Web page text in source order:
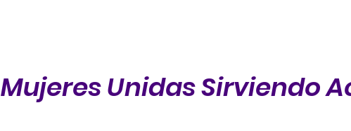
Mujeres Unidas Sirviendo